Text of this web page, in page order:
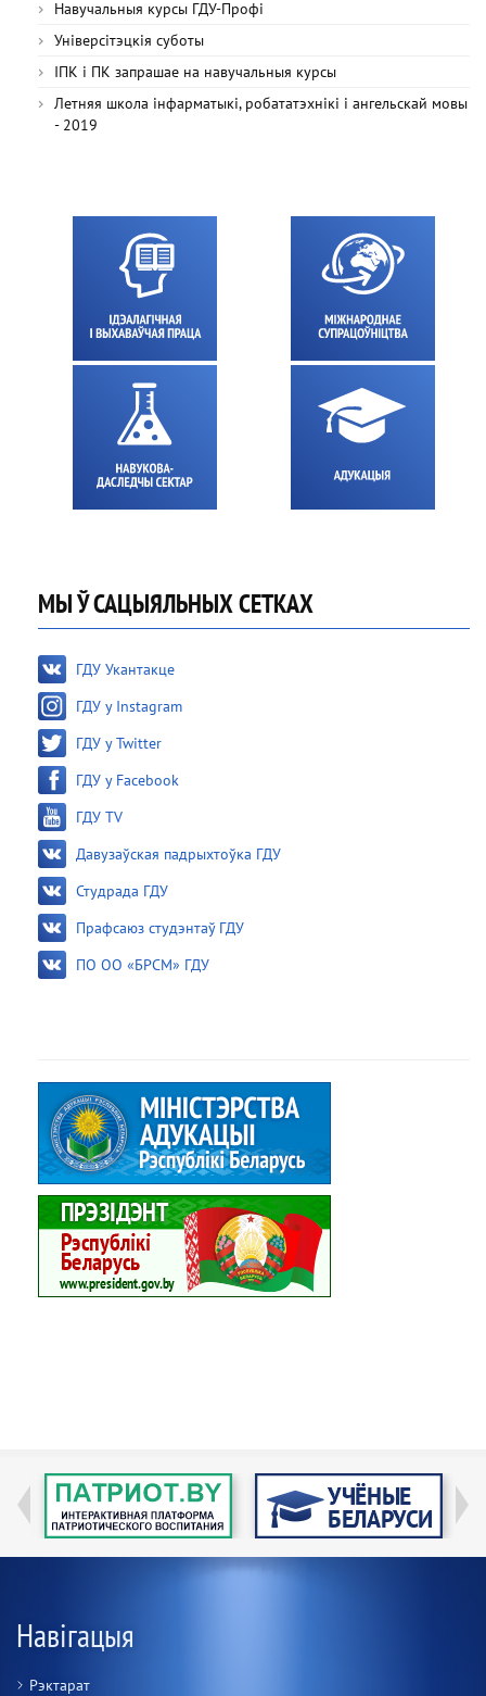
Навучальныя курсы ГДУ-Профі
Універсітэцкія суботы
ІПК і ПК запрашае на навучальныя курсы
Летняя школа інфарматыкі, робататэхнікі і ангельскай мовы
- 2019
МЫ Ў САЦЫЯЛЬНЫХ СЕТКАХ
ГДУ Укантакце
ГДУ у Instagram
ГДУ у Twitter
ГДУ у Facebook
ГДУ TV
Давузаўская падрыхтоўка ГДУ
Студрада ГДУ
Прафсаюз студэнтаў ГДУ
ПО ОО «БРСМ» ГДУ
Навігацыя
Рэктарат